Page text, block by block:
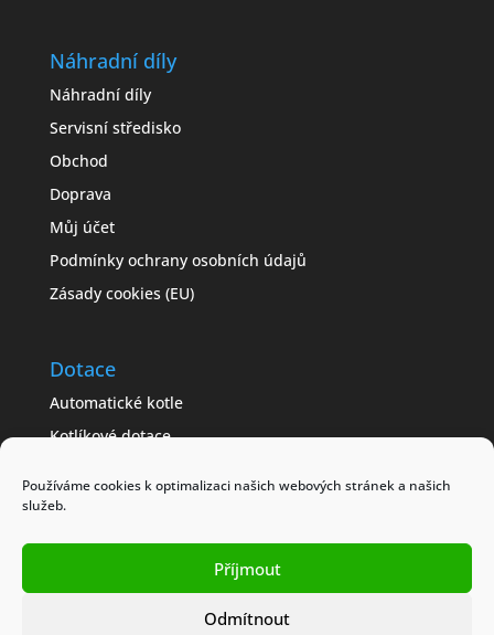
Používáme cookies k optimalizaci našich webových stránek a našich
služeb.
Příjmout
Odmítnout
Náhradní díly
Náhradní díly
Servisní středisko
Obchod
Doprava
Můj účet
Podmínky ochrany osobních údajů
Zásady cookies (EU)
Dotace
Automatické kotle
Kotlíkové dotace
Jak získat dotaci